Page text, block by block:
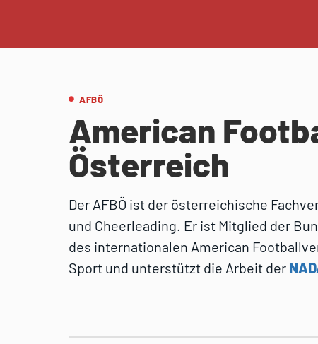
AFBÖ
American
Österreich
Der AFBÖ ist der österreichische
und Cheerleading. Er ist Mitglied der
des internationalen American
Sport und unterstützt die Arbeit der